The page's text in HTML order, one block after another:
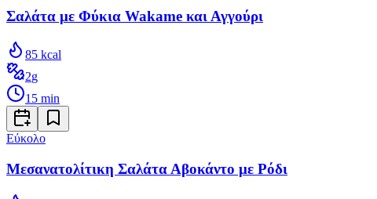
Σαλάτα με Φύκια Wakame και Αγγούρι
85 kcal
2g
15 min
Εύκολο
Μεσανατολίτικη Σαλάτα Αβοκάντο με Ρόδι